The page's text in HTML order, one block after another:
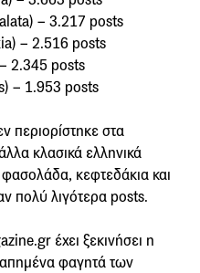
– 3.217 posts
– 2.516 posts
2.345 posts
– 1.953 posts
περιορίστηκε στα
κλασικά ελληνικά
κεφτεδάκια και
πολύ λιγότερα posts.
έχει ξεκινήσει η
φαγητά των